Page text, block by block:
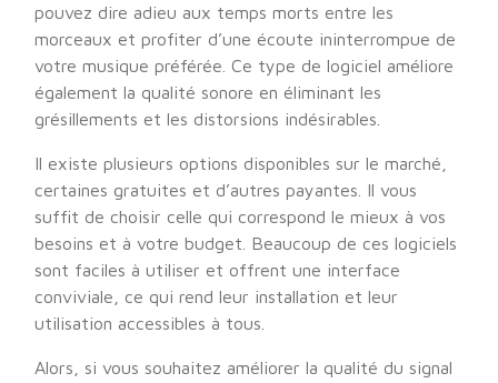
pouvez dire adieu aux temps morts entre les
morceaux et profiter d’une écoute ininterrompue de
votre musique préférée. Ce type de logiciel améliore
également la qualité sonore en éliminant les
grésillements et les distorsions indésirables.
Il existe plusieurs options disponibles sur le marché,
certaines gratuites et d’autres payantes. Il vous
suffit de choisir celle qui correspond le mieux à vos
besoins et à votre budget. Beaucoup de ces logiciels
sont faciles à utiliser et offrent une interface
conviviale, ce qui rend leur installation et leur
utilisation accessibles à tous.
Alors, si vous souhaitez améliorer la qualité du signal